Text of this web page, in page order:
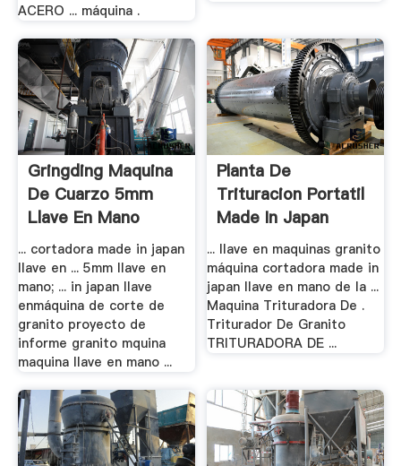
ACERO ... máquina .
Gringding Maquina
De Cuarzo 5mm
Llave En Mano
... cortadora made in japan
llave en ... 5mm llave en
mano; ... in japan llave
enmáquina de corte de
granito proyecto de
informe granito mquina
maquina llave en mano ...
Planta De
Trituracion Portatil
Made In Japan
... llave en maquinas granito
máquina cortadora made in
japan llave en mano de la ...
Maquina Trituradora De .
Triturador De Granito
TRITURADORA DE ...